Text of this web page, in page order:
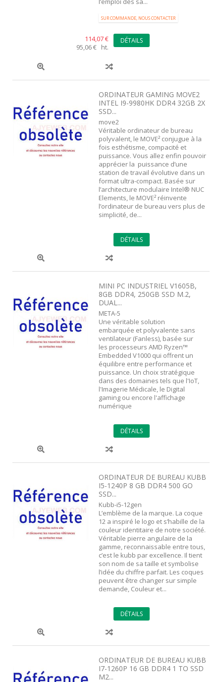
SUR COMMANDE, NOUS CONTACTER
114,07 €
95,06 € ht.
DÉTAILS
ORDINATEUR GAMING MOVE2
INTEL I9-9980HK DDR4 32GB 2X
SSD...
move2
Véritable ordinateur de bureau
polyvalent, le MOVE² conjugue à la
fois esthétisme, compacité et
puissance. Vous allez enfin pouvoir
apprécier la puissance d’une
station de travail évolutive dans un
format ultra-compact. Basée sur
l’architecture modulaire Intel® NUC
Elements, le MOVE² réinvente
l’ordinateur de bureau vers plus de
simplicité, de...
DÉTAILS
MINI PC INDUSTRIEL V1605B,
8GB DDR4, 250GB SSD M.2,
DUAL...
META-5
Une véritable solution
embarquée et polyvalente sans
ventilateur (Fanless), basée sur
les processeurs AMD Ryzen™
Embedded V1000 qui offrent un
équilibre entre performance et
puissance. Un choix stratégique
dans des domaines tels que l'IoT,
l'Imagerie Médicale, le Digital
gaming ou encore l'affichage
numérique
DÉTAILS
ORDINATEUR DE BUREAU KUBB
I5-1240P 8 GB DDR4 500 GO
SSD...
Kubb-i5-12gen
L’emblème de la marque. La coque
12 a inspiré le logo et s’habille de la
couleur identitaire de notre société.
Véritable pierre angulaire de la
gamme, reconnaissable entre tous,
c’est le kubb par excellence. Il tient
son nom de sa taille et symbolise
l’idée du chiffre parfait. Les coques
peuvent être changer sur simple
demande, Couleur et...
DÉTAILS
ORDINATEUR DE BUREAU KUBB
I7-1260P 16 GB DDR4 1 TO SSD
M2...